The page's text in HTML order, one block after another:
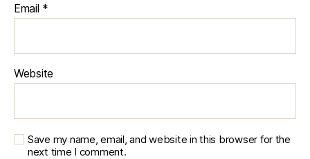
Email *
Website
Save my name, email, and website in this browser for the
next time I comment.